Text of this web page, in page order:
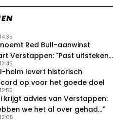
Red Bull-aanwinst
Verstappen: "Past uitstekend
helm levert historisch
op voor het goede doel
krijgt advies van Verstappen:
we het al over gehad..."